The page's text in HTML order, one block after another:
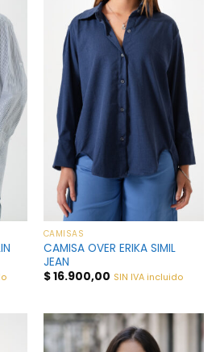
CAMISAS
CAMISA OVER ERIKA SIMIL
JEAN
$16.900,00 SIN IVA incluido